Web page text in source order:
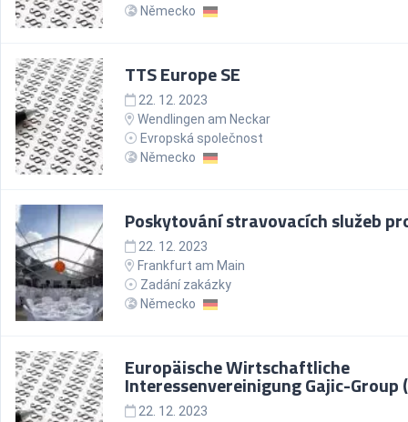
Německo
TTS Europe SE
22. 12. 2023
Wendlingen am Neckar
Evropská společnost
Německo
Poskytování stravovacích služeb
22. 12. 2023
Frankfurt am Main
Zadání zakázky
Německo
Europäische Wirtschaftliche
Interessenvereinigung Gajic-Group
22. 12. 2023